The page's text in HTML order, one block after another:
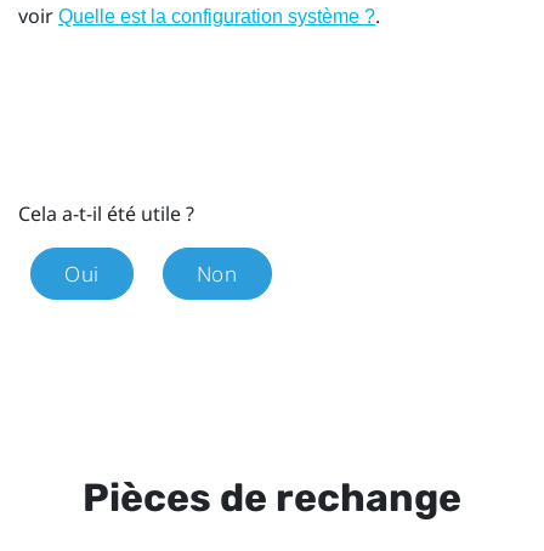
voir Quelle est la configuration système ?.
Cela a-t-il été utile ?
Oui Non
Pièces de rechange